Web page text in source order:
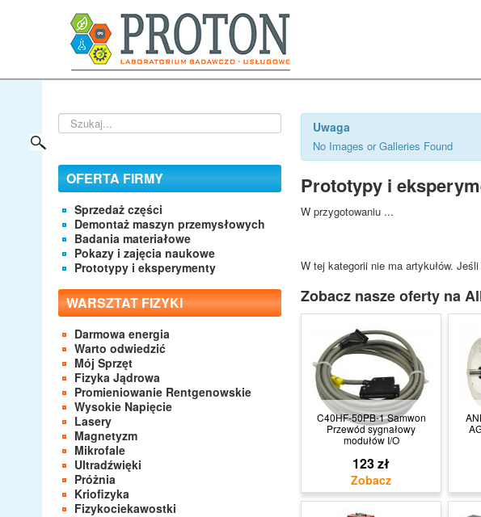
Szukaj...
OFERTA FIRMY
Sprzedaż części
Demontaż maszyn przemysłowych
Badania materiałowe
Pokazy i zajęcia naukowe
Prototypy i eksperymenty
WARSZTAT FIZYKI
Darmowa energia
Warto odwiedzić
Mój Sprzęt
Fizyka Jądrowa
Promieniowanie Rentgenowskie
Wysokie Napięcie
Lasery
Magnetyzm
Mikrofale
Ultradźwięki
Próżnia
Kriofizyka
Fizykociekawostki
Uwaga
No Images or Galleries Found
Prototypy i
W przygotowaniu ...
W tej kategorii nie ma artykułów.
Zobacz nasze oferty na
C40HF-50PB-1 Samwon
Przewód sygnałowy
modułów I/O
123 zł